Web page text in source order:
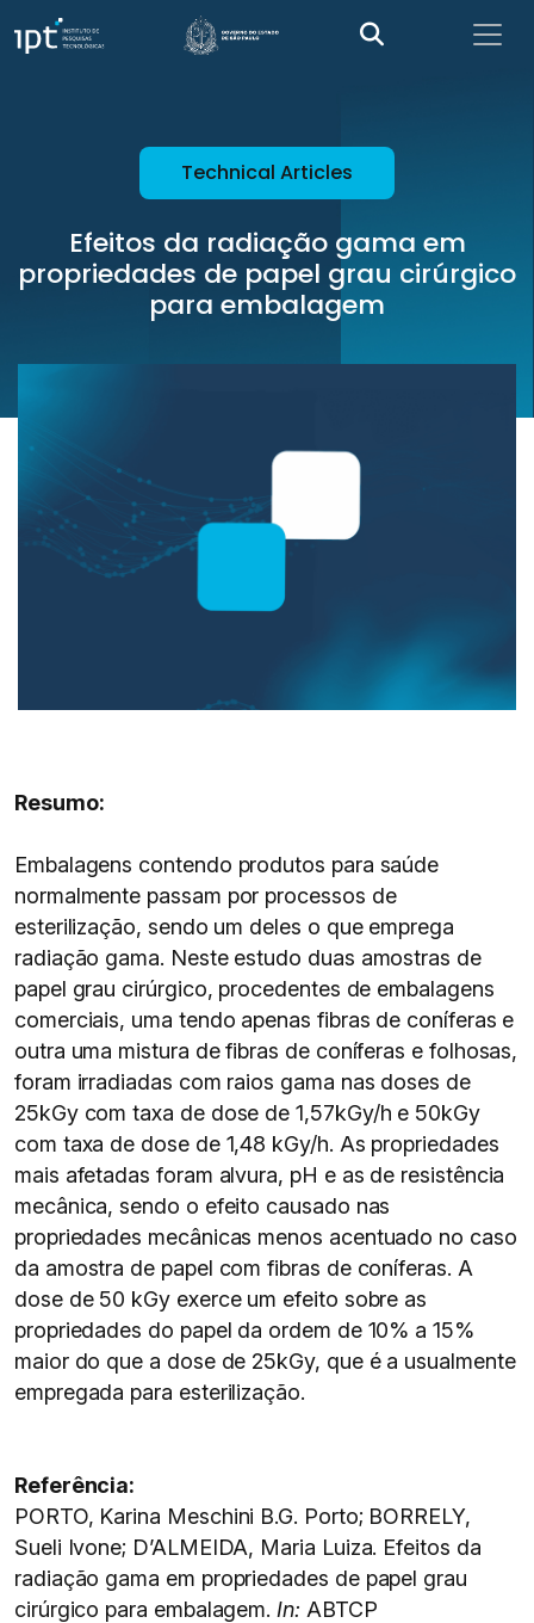
Technical Articles
Efeitos da radiação gama em
propriedades de papel grau cirúrgico
para embalagem
Resumo:
Embalagens contendo produtos para saúde
normalmente passam por processos de
esterilização, sendo um deles o que emprega
radiação gama. Neste estudo duas amostras de
papel grau cirúrgico, procedentes de embalagens
comerciais, uma tendo apenas fibras de coníferas e
outra uma mistura de fibras de coníferas e folhosas,
foram irradiadas com raios gama nas doses de
25kGy com taxa de dose de 1,57kGy/h e 50kGy
com taxa de dose de 1,48 kGy/h. As propriedades
mais afetadas foram alvura, pH e as de resistência
mecânica, sendo o efeito causado nas
propriedades mecânicas menos acentuado no caso
da amostra de papel com fibras de coníferas. A
dose de 50 kGy exerce um efeito sobre as
propriedades do papel da ordem de 10% a 15%
maior do que a dose de 25kGy, que é a usualmente
empregada para esterilização.
Referência:
PORTO, Karina Meschini B.G. Porto; BORRELY,
Sueli Ivone; D’ALMEIDA, Maria Luiza. Efeitos da
radiação gama em propriedades de papel grau
cirúrgico para embalagem. In: ABTCP